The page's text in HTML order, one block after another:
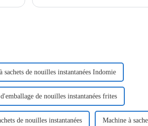
sachets de nouilles instantanées Indomie
de nouilles instantanées frites
de nouilles instantanées Machine à